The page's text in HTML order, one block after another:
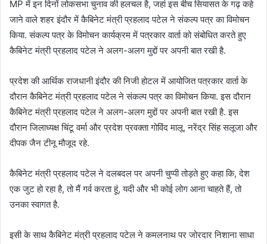
MP में इन दिनों लोकसभा चुनाव की हलचल है, जहां इस बीच सियासत के गढ़ कहे
जाने वाले शहर इंदौर में कैबिनेट मंत्री प्रहलाद पटेल ने संकल्प पत्र का विमोचन
किया. संकल्प पत्र के विमोचन कार्यक्रम में पत्रकार वार्ता को संबोधित करते हुए
कैबिनेट मंत्री प्रहलाद पटेल ने अलग-अलग मुद्दों पर अपनी बात रखी है.
प्रदेश की आर्थिक राजधानी इंदौर की निजी होटल में आयोजित पत्रकार वार्ता के
दौरान कैबिनेट मंत्री प्रहलाद पटेल ने संकल्प पत्र का विमोचन किया. इस दौरान
कैबिनेट मंत्री प्रहलाद पटेल ने अलग-अलग मुद्दों पर अपनी बात रखी है. इस
दौरान जिलाध्यक्ष चिंटू वर्मा और प्रदेश प्रवक्ता गोविंद मालू, नरेंद्र सिंह सलूजा और
दीपक जैन टीनू मौजूद रहे.
कैबिनेट मंत्री प्रहलाद पटेल ने दलबदल पर अपनी चुप्पी तोड़ते हुए कहा कि, देश
एक जुट हो रहा है, तो मैं गर्व करता हूं, यदी और भी कोई लोग आना चाहते हैं, तो
उनका स्वागत है.
इसी के साथ कैबिनेट मंत्री प्रहलाद पटेल ने कमलनाथ पर जोरदार निशाना साधा